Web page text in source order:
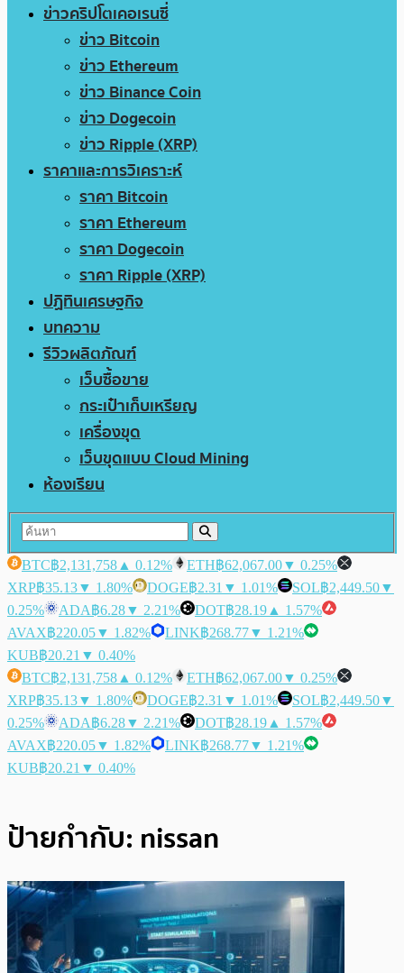
ข่าวคริปโตเคอเรนซี่
ข่าว Bitcoin
ข่าว Ethereum
ข่าว Binance Coin
ข่าว Dogecoin
ข่าว Ripple (XRP)
ราคาและการวิเคราะห์
ราคา Bitcoin
ราคา Ethereum
ราคา Dogecoin
ราคา Ripple (XRP)
ปฏิทินเศรษฐกิจ
บทความ
รีวิวผลิตภัณฑ์
เว็บซื้อขาย
กระเป๋าเก็บเหรียญ
เครื่องขุด
เว็บขุดแบบ Cloud Mining
ห้องเรียน
BTC฿2,131,758 ▲ 0.12% ETH฿62,067.00▼ 0.25%
XRP฿35.13▼ 1.80% DOGE฿2.31 ▼ 1.01% SOL฿2,449.50▼
0.25%
ADA฿6.28▼ 2.21% DOT฿28.19 ▲ 1.57%
AVAX฿220.05▼ 1.82% LINK฿268.77▼ 1.21%
KUB฿20.21 ▼ 0.40%
BTC฿2,131,758 ▲ 0.12% ETH฿62,067.00▼ 0.25%
XRP฿35.13▼ 1.80% DOGE฿2.31 ▼ 1.01% SOL฿2,449.50▼
0.25%
ADA฿6.28▼ 2.21% DOT฿28.19 ▲ 1.57%
AVAX฿220.05▼ 1.82% LINK฿268.77▼ 1.21%
KUB฿20.21 ▼ 0.40%
ป้ายกำกับ: nissan